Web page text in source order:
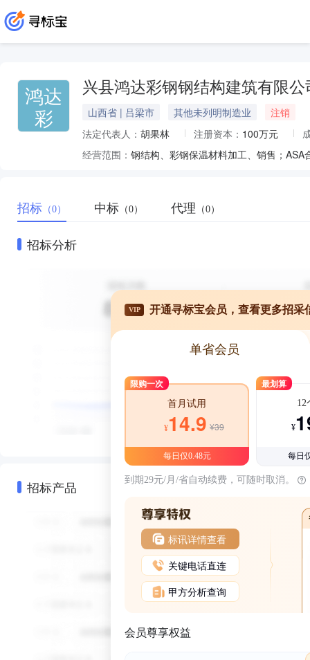
鸿达
彩
兴县鸿达彩钢钢结构建筑有限公
山西省 | 吕梁市 其他未列明制造业
注销
法定代表人： 胡果林 注册资本： 100万元
经营范围：
招标 （0） 中标 （0） 代理 （0）
招标分析
招标产品
VIP 开通寻标宝会员，查看更多招采
单省会员
限购一次
首月试用
¥14.9 ¥39
每日仅0.48元
最划算
12
¥
每日
到期29元/月/省自动续费，可随时取消。
标讯详情查看
关键电话直连
甲方分析查询
会员尊享权益